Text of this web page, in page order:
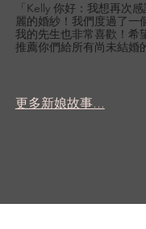
「Kelly 你好：我想再次
麗的婚紗！我們度過了一
我的先生也非常喜歡！希
推薦你們給所有尚未結婚
更多新娘故事...